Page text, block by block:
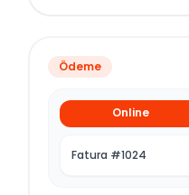
Ödeme
Online
Fatura #1024